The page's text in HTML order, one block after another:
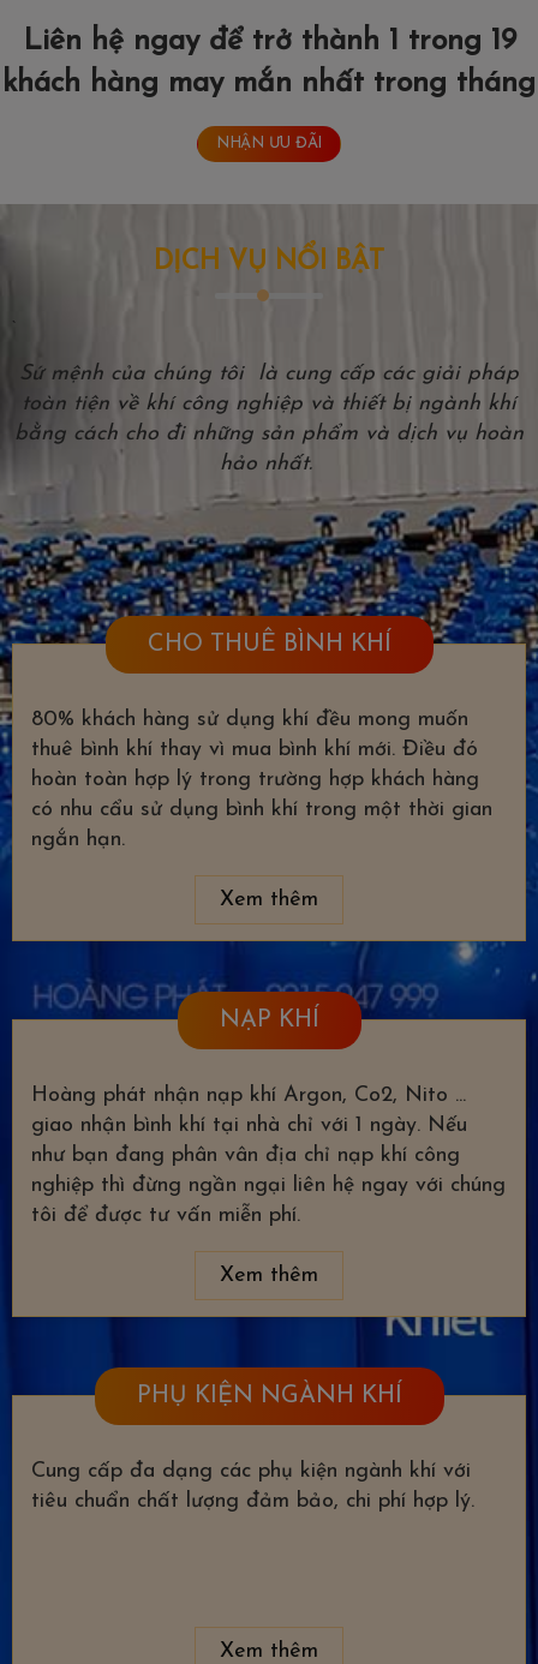
Liên hệ ngay để trở thành 1 trong 19
khách hàng may mắn nhất trong tháng
NHẬN ƯU ĐÃI
DỊCH VỤ NỔI BẬT
`
Sứ mệnh của chúng tôi là cung cấp các giải pháp
toàn tiện về khí công nghiệp và thiết bị ngành khí
bằng cách cho đi những sản phẩm và dịch vụ hoàn
hảo nhất.
CHO THUÊ BÌNH KHÍ
80% khách hàng sử dụng khí đều mong muốn
thuê bình khí thay vì mua bình khí mới. Điều đó
hoàn toàn hợp lý trong trường hợp khách hàng
có nhu cẩu sử dụng bình khí trong một thời gian
ngắn hạn.
Xem thêm
NẠP KHÍ
Hoàng phát nhận nạp khí Argon, Co2, Nito ...
giao nhận bình khí tại nhà chỉ với 1 ngày. Nếu
như bạn đang phân vân địa chỉ nạp khí công
nghiệp thì đừng ngần ngại liên hệ ngay với chúng
tôi để được tư vấn miễn phí.
Xem thêm
PHỤ KIỆN NGÀNH KHÍ
Cung cấp đa dạng các phụ kiện ngành khí với
tiêu chuẩn chất lượng đảm bảo, chi phí hợp lý.
Xem thêm